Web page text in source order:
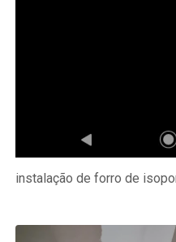
instalação de forro de